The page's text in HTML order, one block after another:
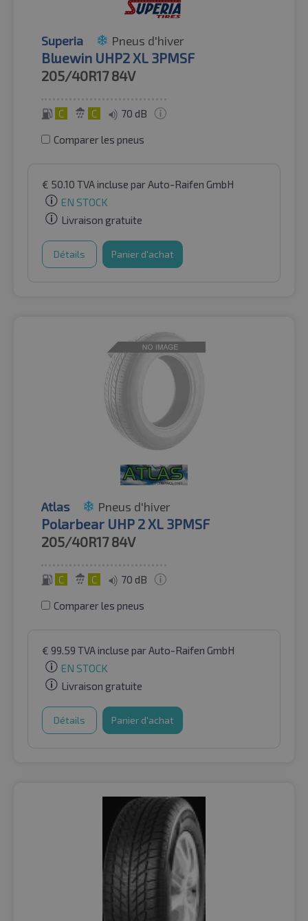
Superia Pneus d'hiver
Bluewin UHP2 XL 3PMSF
205/40R17 84V
C C 70 dB
Comparer les pneus
€ 50.10 TVA incluse par Auto-Raifen GmbH
EN STOCK
Livraison gratuite
Détails Panier d'achat
Atlas Pneus d'hiver
Polarbear UHP 2 XL 3PMSF
205/40R17 84V
C C 70 dB
Comparer les pneus
€ 99.59 TVA incluse par Auto-Raifen GmbH
EN STOCK
Livraison gratuite
Détails Panier d'achat